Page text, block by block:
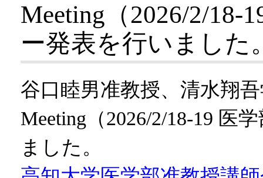
Meeting（2026/2/18-
ー発表を行いました
谷口睦男准教授、清水翔
Meeting（2026/2/18-19 医
ました。